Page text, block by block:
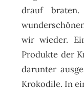
drauf
wir wieder.
Produkte der
darunter
Krokodile. In